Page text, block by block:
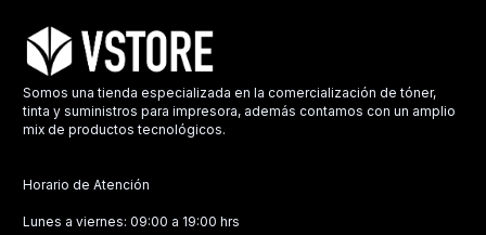
Somos una tienda especializada en la comercialización de tóner,
tinta y suministros para impresora, además contamos con un amplio
mix de productos tecnológicos.
Horario de Atención
Lunes a viernes: 09:00 a 19:00 hrs